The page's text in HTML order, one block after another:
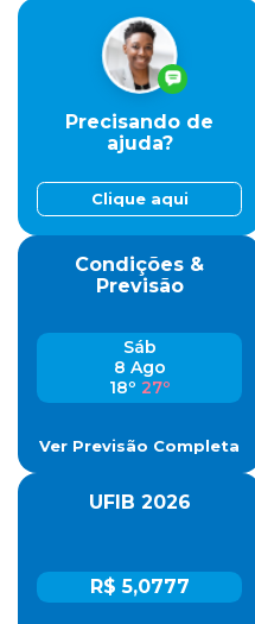
Precisando de
ajuda?
Clique aqui
Condições &
Previsão
Sáb
8 Ago
18º 27º
Ver Previsão Completa
UFIB 2026
R$ 5,0777